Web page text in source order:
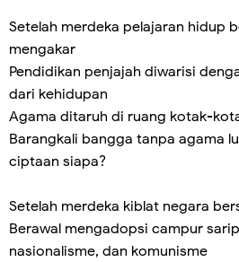
Setelah merdeka pelajaran hidup
mengakar
Pendidikan penjajah diwarisi
dari kehidupan
Agama ditaruh di ruang kotak-
Barangkali bangga tanpa agama
ciptaan siapa?
Setelah merdeka kiblat negara
Berawal mengadopsi campur
nasionalisme, dan komunisme